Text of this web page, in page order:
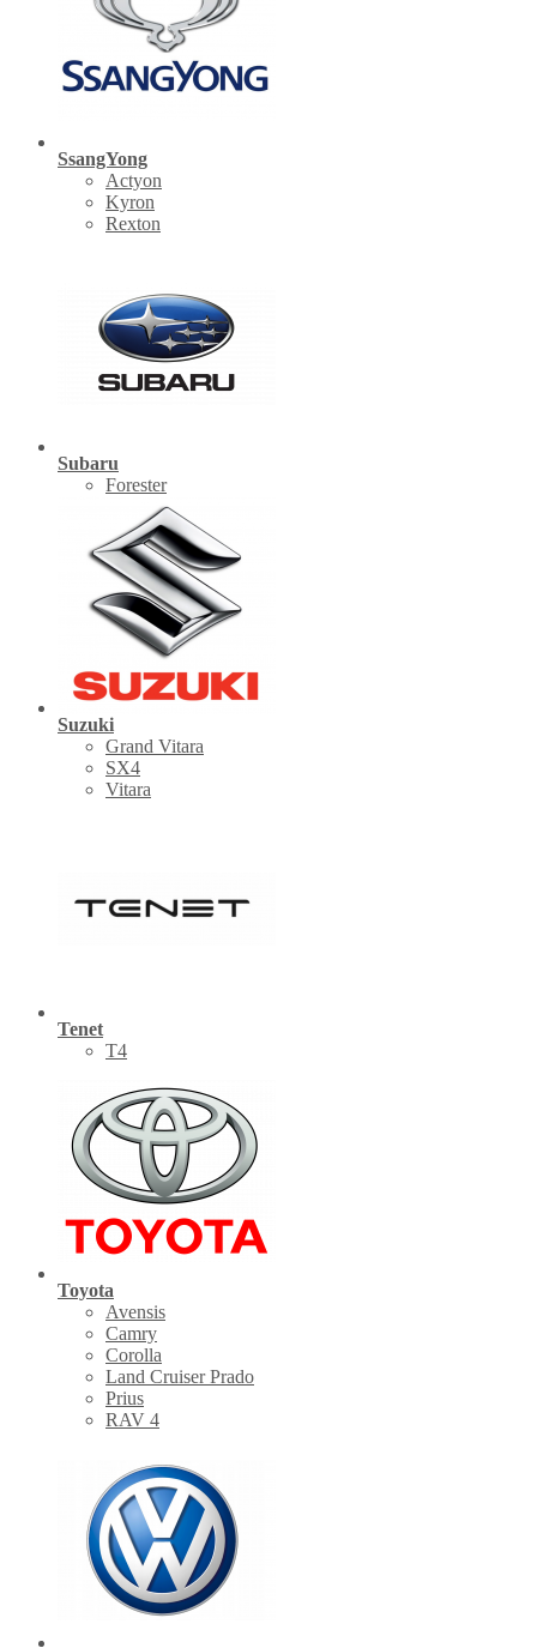
SsangYong
Actyon
Kyron
Rexton
Subaru
Forester
Suzuki
Grand Vitara
SX4
Vitara
Tenet
Т4
Toyota
Avensis
Camry
Corolla
Land Cruiser Prado
Prius
RAV 4